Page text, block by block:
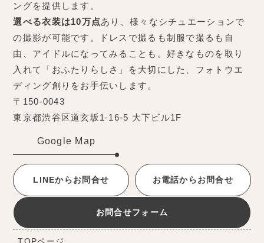
ングを提供します。
選べる衣装は10万点あり、様々なシチュエーションで
の撮影が可能です。ドレスで撮るも制服で撮るも自
由、アイドルになってみることも。好きなものを取り
入れて「おふたりらしさ」を大切にした、フォトウエ
ディング創りをお手伝いします。
〒150-0043
東京都渋谷区道玄坂1-16-5 大下ビル1F
Google Map
LINEからお問合せ お電話からお問合せ
お問合せフォーム